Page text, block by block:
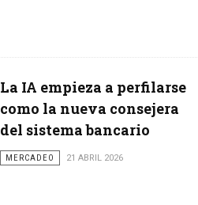
La IA empieza a perfilarse
como la nueva consejera
del sistema bancario
MERCADEO 21 ABRIL 2026